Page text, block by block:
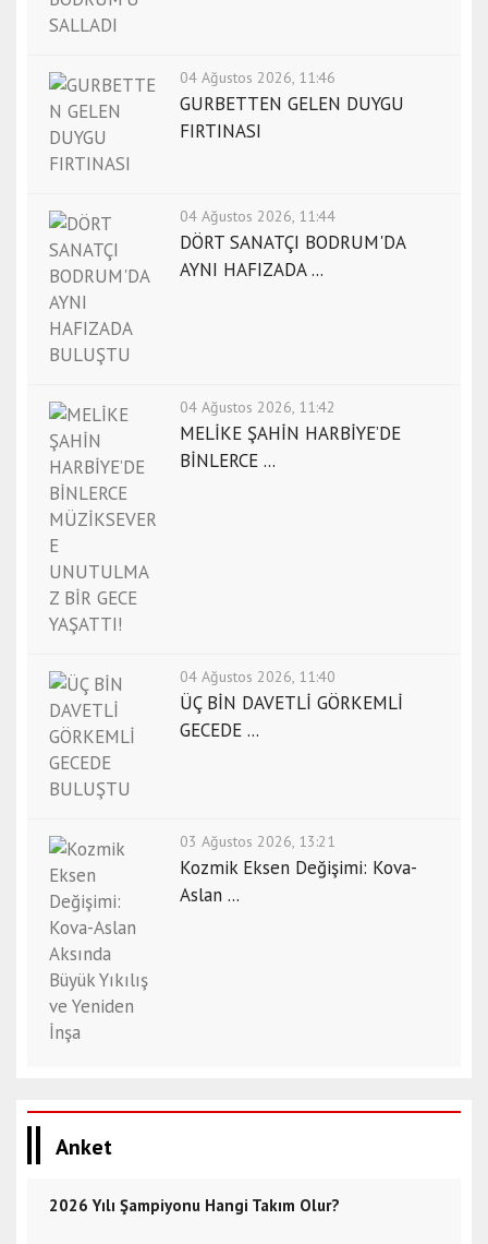
04 Ağustos 2026, 11:46
GURBETTEN GELEN DUYGU
FIRTINASI
04 Ağustos 2026, 11:44
DÖRT SANATÇI BODRUM'DA
AYNI HAFIZADA ...
04 Ağustos 2026, 11:42
MELİKE ŞAHİN HARBİYE’DE
BİNLERCE ...
04 Ağustos 2026, 11:40
ÜÇ BİN DAVETLİ GÖRKEMLİ
GECEDE ...
03 Ağustos 2026, 13:21
Kozmik Eksen Değişimi: Kova-
Aslan ...
Anket
2026 Yılı Şampiyonu Hangi Takım Olur?